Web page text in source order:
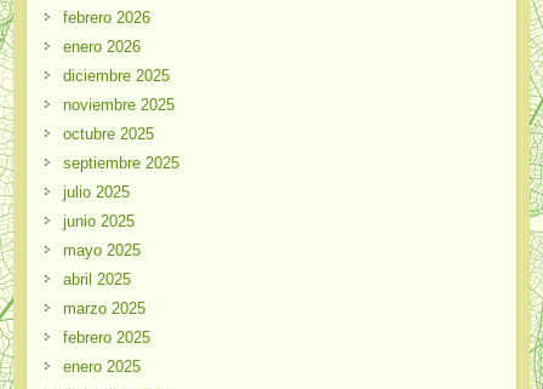
febrero 2026
enero 2026
diciembre 2025
noviembre 2025
octubre 2025
septiembre 2025
julio 2025
junio 2025
mayo 2025
abril 2025
marzo 2025
febrero 2025
enero 2025